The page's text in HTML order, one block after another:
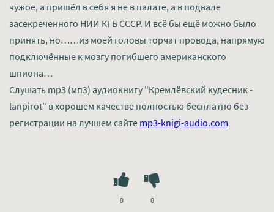
чужое, а пришёл в себя я не в палате, а в подвале
засекреченного НИИ КГБ СССР. И всё бы ещё можно было
принять, но……из моей головы торчат провода, напрямую
подключённые к мозгу погибшего американского
шпиона…
Слушать mp3 (мп3) аудиокнигу "Кремлёвский кудесник -
lanpirot" в хорошем качестве полностью бесплатно без
регистрации на лучшем сайте mp3-knigi-audio.com
0 0